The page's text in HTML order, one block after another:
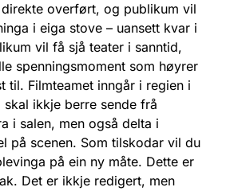
overført, og publikum vil
i eiga stove – uansett kvar i
vil få sjå teater i sanntid,
spenningsmoment som høyrer
til. Filmteamet inngår i regien i
skal ikkje berre sende frå
i salen, men også delta i
på scenen. Som tilskodar vil du
på ein ny måte. Dette er
Det er ikkje redigert, men